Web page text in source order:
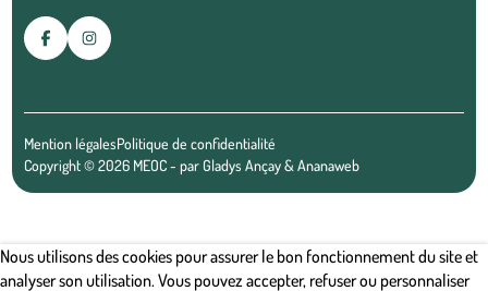
Mention légalesPolitique de confidentialité
Copyright © 2026 MEOC - parGladys Ançay&Ananaweb
Nous utilisons des cookies pour assurer le bon fonctionnement du site et
analyser son utilisation. Vous pouvez accepter, refuser ou personnaliser